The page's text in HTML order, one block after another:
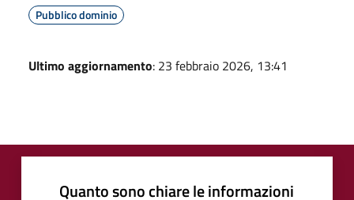
Pubblico dominio
Ultimo aggiornamento: 23 febbraio 2026, 13:41
Quanto sono chiare le informazioni